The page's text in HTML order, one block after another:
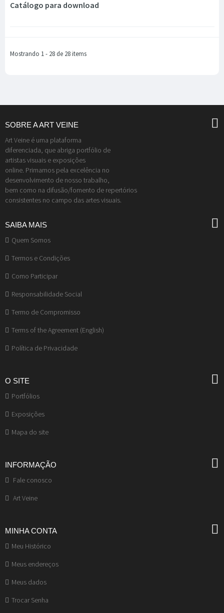
Catálogo para download
Mostrando 1 - 28 de 28 items
SOBRE A ART VEINE
Art Veine é uma plataforma
diferenciada, que abriga portfólio de
artistas visuais e exposições
online. Primamos pela excelência no
desenvolvimento de nosso trabalho,
bem como na difusão/fomento de repertórios
consistentes no campo das artes visuais.
SAIBA MAIS
Quem Somos
Termos e Condições
Como Participar
Responsabilidade Social
Termo de Compromisso
Terms of the Agreement (English)
Política de Privacidade
O SITE
Portfólios
Exposições
Mapa do site
INFORMAÇÃO
Fale conosco
Art Veine
MINHA CONTA
Meu Histórico
Meus endereços
Meus dados
Trocar Senha